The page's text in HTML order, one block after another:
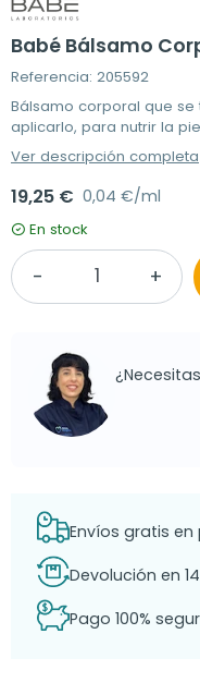
Babé Bálsamo
Referencia: 205592
Bálsamo corporal que
aplicarlo, para nutrir la
Ver descripción completa
19,25 € 0,04 €/ml
En stock
Envíos gratis
Devolución en
Pago 100%